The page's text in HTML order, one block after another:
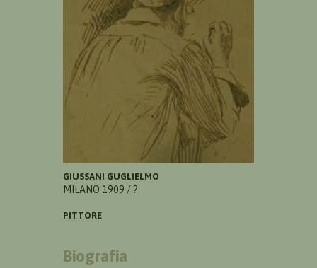
GIUSSANI GUGLIELMO
MILANO 1909 / ?
PITTORE
Biografia